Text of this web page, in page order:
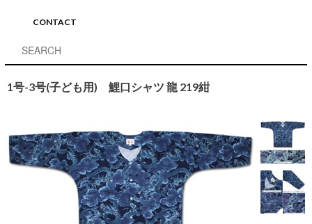
CONTACT
1号-3号(子ども用) 鯉口シャツ 龍 219紺